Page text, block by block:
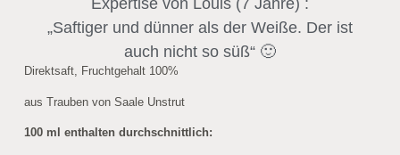
Expertise von Louis (7 Jahre) :
„Saftiger und dünner als der Weiße. Der ist
auch nicht so süß“ 🙂
Direktsaft, Fruchtgehalt 100%
aus Trauben von Saale Unstrut
100 ml enthalten durchschnittlich: